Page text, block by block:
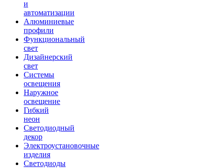
и
автоматизации
Алюминиевые
профили
Функциональный
свет
Дизайнерский
свет
Системы
освещения
Наружное
освещение
Гибкий
неон
Светодиодный
декор
Электроустановочные
изделия
Светодиоды